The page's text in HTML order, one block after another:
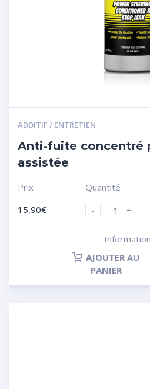
ADDITIF / ENTRETIEN
Anti-fuite concentré
assistée
Prix
15,90€
Quantité
-
+
Information
AJOUTER AU
PANIER